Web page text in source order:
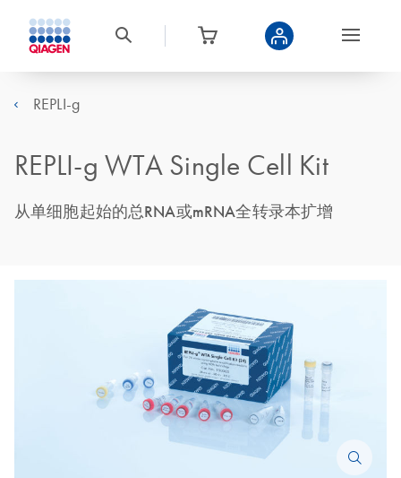
REPLI-g
REPLI-g WTA Single Cell Kit
从单细胞起始的总RNA或mRNA全转录本扩增